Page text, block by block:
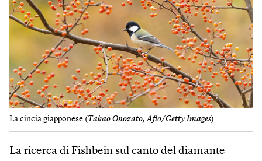
La cincia giapponese (Takao Onozato, Aflo/Getty Images)
La ricerca di Fishbein sul canto del diamante